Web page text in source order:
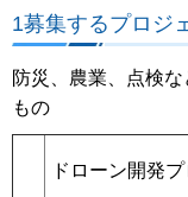
1募集するプロジ
防災、農業、点検
もの
ドローン開発